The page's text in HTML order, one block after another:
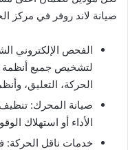
صيانة لاند روفر في مركز
الفحص الإلكتروني
لتشخيص جميع أنظمة
الحركة، التعليق،
صيانة المحرك:
الأداء أو استهلاك
خدمات ناقل الحركة: